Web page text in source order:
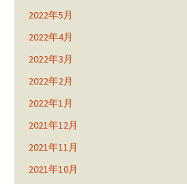
2022年5月
2022年4月
2022年3月
2022年2月
2022年1月
2021年12月
2021年11月
2021年10月